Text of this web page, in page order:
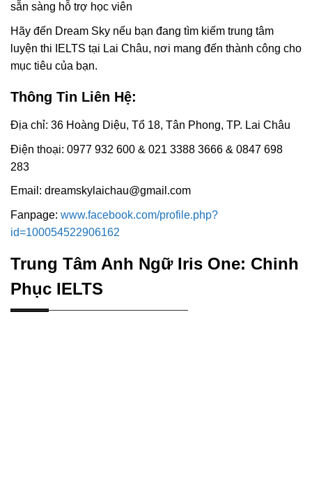
sẵn sàng hỗ trợ học viên
Hãy đến Dream Sky nếu bạn đang tìm kiếm trung tâm
luyện thi IELTS tại Lai Châu, nơi mang đến thành công cho
mục tiêu của bạn.
Thông Tin Liên Hệ:
Địa chỉ: 36 Hoàng Diệu, Tổ 18, Tân Phong, TP. Lai Châu
Điện thoại: 0977 932 600 & 021 3388 3666 & 0847 698
283
Email: dreamskylaichau@gmail.com
Fanpage: www.facebook.com/profile.php?
id=100054522906162
Trung Tâm Anh Ngữ Iris One: Chinh
Phục IELTS